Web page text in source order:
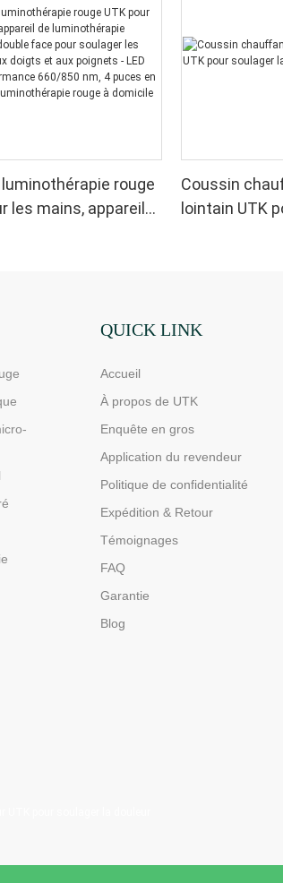
rouge
les mains, appareil
660/850 nm, 4
rouge à
Coussin
lointain UTK
QUICK LINK
Accueil
À propos de UTK
Enquête en gros
Application du revendeur
Politique de confidentialité
Expédition & Retour
Témoignages
FAQ
Garantie
Blog